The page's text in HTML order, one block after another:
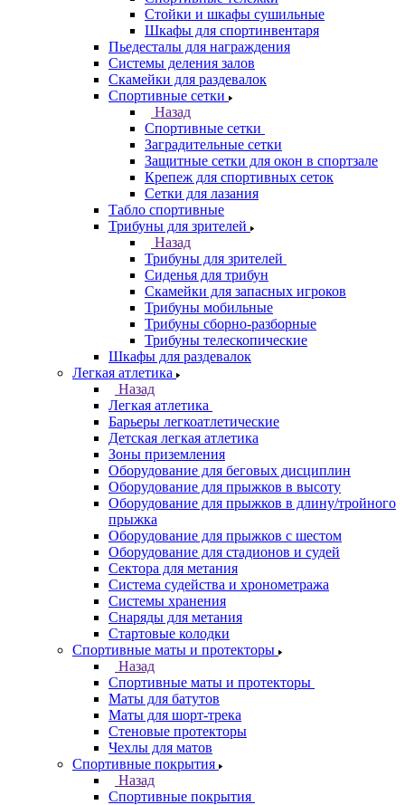
Стойки и шкафы сушильные
Шкафы для спортинвентаря
Пьедесталы для награждения
Системы деления залов
Скамейки для раздевалок
Спортивные сетки
Назад
Спортивные сетки
Заградительные сетки
Защитные сетки для окон в спортзале
Крепеж для спортивных сеток
Сетки для лазания
Табло спортивные
Трибуны для зрителей
Назад
Трибуны для зрителей
Сиденья для трибун
Скамейки для запасных игроков
Трибуны мобильные
Трибуны сборно-разборные
Трибуны телескопические
Шкафы для раздевалок
Легкая атлетика
Назад
Легкая атлетика
Барьеры легкоатлетические
Детская легкая атлетика
Зоны приземления
Оборудование для беговых дисциплин
Оборудование для прыжков в высоту
Оборудование для прыжков в длину/тройного
прыжка
Оборудование для прыжков с шестом
Оборудование для стадионов и судей
Сектора для метания
Система судейства и хронометража
Системы хранения
Снаряды для метания
Стартовые колодки
Спортивные маты и протекторы
Назад
Спортивные маты и протекторы
Маты для батутов
Маты для шорт-трека
Стеновые протекторы
Чехлы для матов
Спортивные покрытия
Назад
Спортивные покрытия